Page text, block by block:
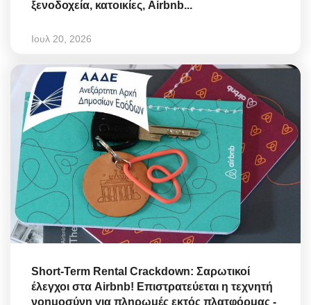
ξενοδοχεία, κατοικίες, Airbnb...
Ιουλ 20, 2026
Short-Term Rental Crackdown: Σαρωτικοί
έλεγχοι στα Airbnb! Επιστρατεύεται η τεχνητή
νοημοσύνη για πληρωμές εκτός πλατφόρμας -